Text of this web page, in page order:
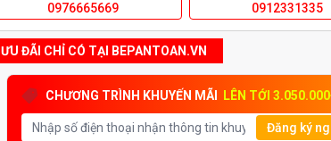
0976665669 0912331335
ƯU ĐÃI CHỈ CÓ TẠI BEPANTOAN.VN
CHƯƠNG TRÌNH KHUYẾN MÃI LÊN TỚI
Đăng ký